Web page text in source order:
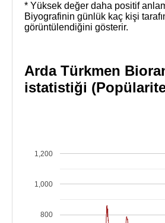
* Yüksek değer daha positif
Biyografinin günlük kaç kişi
görüntülendiğini gösterir.
Arda Türkmen
istatistiği
800
1,000
1,200